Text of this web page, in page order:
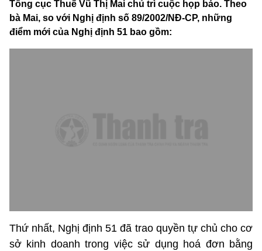
Tổng cục Thuế Vũ Thị Mai chủ trì cuộc họp báo. Theo
bà Mai, so với Nghị định số 89/2002/NĐ-CP, những
điểm mới của Nghị định 51 bao gồm:
Thứ nhất, Nghị định 51 đã trao quyền tự chủ cho cơ
sở kinh doanh trong việc sử dụng hoá đơn bằng